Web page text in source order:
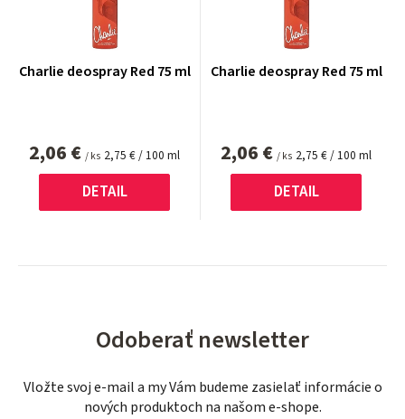
Charlie deospray Red 75 ml
2,06 € / ks Jednotková
cena:
2,75 € / 100 ml
DETAIL
Charlie deospray Red 75 ml
2,06 € / ks Jednotková
cena:
2,75 € / 100 ml
DETAIL
Odoberať newsletter
Vložte svoj e-mail a my Vám budeme zasielať informácie o
nových produktoch na našom e-shope.